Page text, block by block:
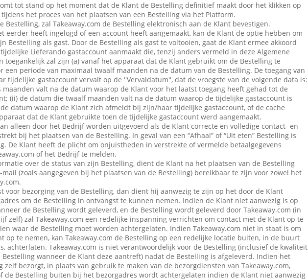
tot stand op het moment dat de Klant de Bestelling definitief maakt door het klikken op
het proces van het plaatsen van een Bestelling via het Platform.
Bestelling, zal Takeaway.com de Bestelling elektronisch aan de Klant bevestigen.
eerder heeft ingelogd of een account heeft aangemaakt, kan de Klant de optie hebben om
Bestelling als gast. Door de Bestelling als gast te voltooien, gaat de Klant ermee akkoord
Lieferando gastaccount aanmaakt die, tenzij anders vermeld in deze Algemene
toegankelijk zal zijn (a) vanaf het apparaat dat de Klant gebruikt om de Bestelling te
een periode van maximaal twaalf maanden na de datum van de Bestelling. De toegang van
tijdelijke gastaccount vervalt op de ''Vervaldatum'', dat de vroegste van de volgende data is:
maanden valt na de datum waarop de Klant voor het laatst toegang heeft gehad tot de
(ii) de datum die twaalf maanden valt na de datum waarop de tijdelijke gastaccount is
datum waarop de Klant zich afmeldt bij zijn/haar tijdelijke gastaccount, of de cache
dat de Klant gebruikte toen de tijdelijke gastaccount werd aangemaakt.
alleen door het Bedrijf worden uitgevoerd als de Klant correcte en volledige contact- en
bij het plaatsen van de Bestelling. In geval van een “Afhaal” of “Uit eten” Bestelling is
De Klant heeft de plicht om onjuistheden in verstrekte of vermelde betaalgegevens
of het Bedrijf te melden.
over de status van zijn Bestelling, dient de Klant na het plaatsen van de Bestelling
(zoals aangegeven bij het plaatsen van de Bestelling) bereikbaar te zijn voor zowel het
voor bezorging van de Bestelling, dan dient hij aanwezig te zijn op het door de Klant
om de Bestelling in ontvangst te kunnen nemen. Indien de Klant niet aanwezig is op
de Bestelling wordt geleverd, en de Bestelling wordt geleverd door Takeaway.com (in
zelf) zal Takeaway.com een redelijke inspanning verrichten om contact met de Klant op te
waar de Bestelling moet worden achtergelaten. Indien Takeaway.com niet in staat is om
op te nemen, kan Takeaway.com de Bestelling op een redelijke locatie buiten, in de buurt
achterlaten. Takeaway.com is niet verantwoordelijk voor de Bestelling (inclusief de kwaliteit
wanneer de Klant deze aantreft) nadat de Bestelling is afgeleverd. Indien het
zelf bezorgt, in plaats van gebruik te maken van de bezorgdiensten van Takeaway.com,
de Bestelling buiten bij het bezorgadres wordt achtergelaten indien de Klant niet aanwezig